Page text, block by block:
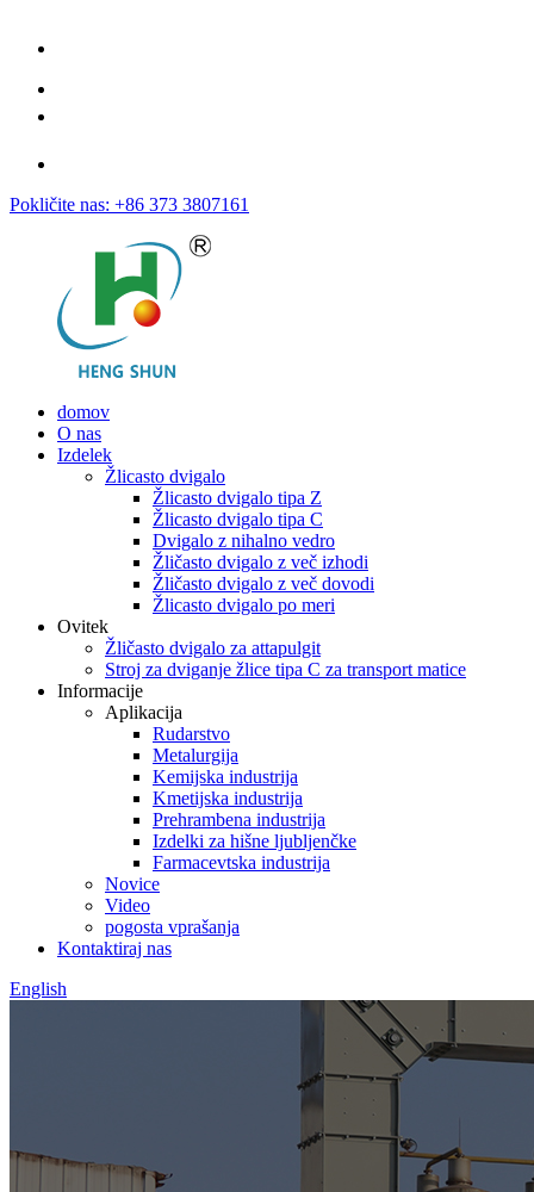
Pokličite nas: +86 373 3807161
domov
O nas
Izdelek
Žlicasto dvigalo
Žlicasto dvigalo tipa Z
Žlicasto dvigalo tipa C
Dvigalo z nihalno vedro
Žličasto dvigalo z več izhodi
Žličasto dvigalo z več dovodi
Žlicasto dvigalo po meri
Ovitek
Žličasto dvigalo za attapulgit
Stroj za dviganje žlice tipa C za transport matice
Informacije
Aplikacija
Rudarstvo
Metalurgija
Kemijska industrija
Kmetijska industrija
Prehrambena industrija
Izdelki za hišne ljubljenčke
Farmacevtska industrija
Novice
Video
pogosta vprašanja
Kontaktiraj nas
English